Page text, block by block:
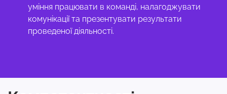
уміння працювати в команді, налагоджувати
комунікації та презентувати результати
проведеної діяльності.